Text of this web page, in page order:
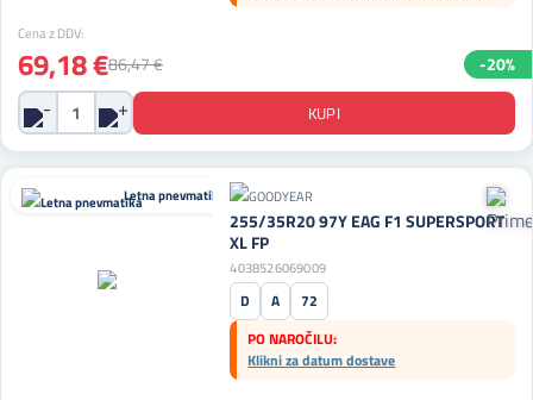
Cena z DDV:
69,18 €86,47 € -20%
Letna pnevmatika
255/35R20 97Y EAG F1 SUPERSPORT
XL FP
4038526069009
D A
72
PO NAROČILU:
Klikni za datum dostave